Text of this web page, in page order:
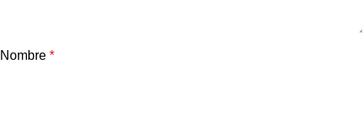
Nombre *